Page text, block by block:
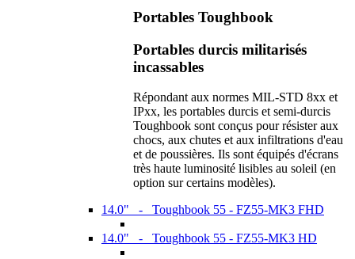
Portables Toughbook
Portables durcis militarisés
incassables
Répondant aux normes MIL-STD 8xx et
IPxx, les portables durcis et semi-durcis
Toughbook sont conçus pour résister aux
chocs, aux chutes et aux infiltrations d'eau
et de poussières. Ils sont équipés d'écrans
très haute luminosité lisibles au soleil (en
option sur certains modèles).
14.0" - Toughbook 55 - FZ55-MK3 FHD
14.0" - Toughbook 55 - FZ55-MK3 HD